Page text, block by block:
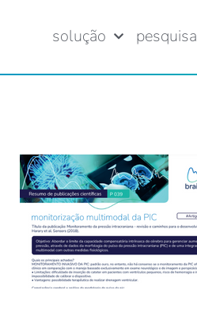
solução pesquisa